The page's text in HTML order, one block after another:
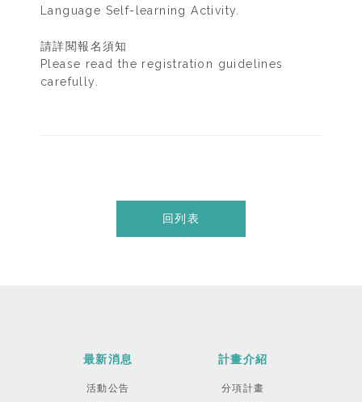
Language Self-learning Activity.
請詳閱報名須知
Please read the registration guidelines
carefully.
回列表
最新消息
活動公告
計畫介紹
分項計畫